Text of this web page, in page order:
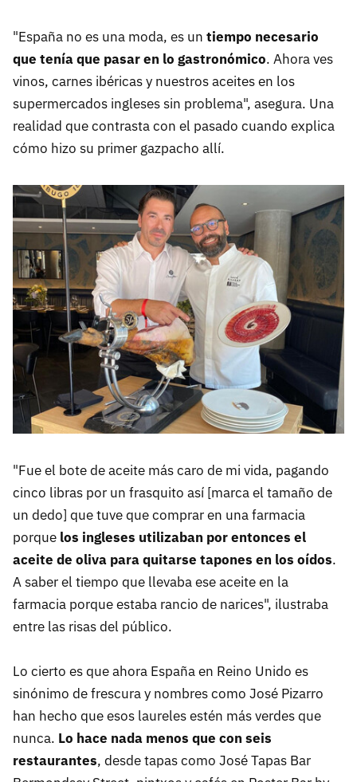
"España no es una moda, es un tiempo necesario
que tenía que pasar en lo gastronómico. Ahora ves
vinos, carnes ibéricas y nuestros aceites en los
supermercados ingleses sin problema", asegura. Una
realidad que contrasta con el pasado cuando explica
cómo hizo su primer gazpacho allí.
"Fue el bote de aceite más caro de mi vida, pagando
cinco libras por un frasquito así [marca el tamaño de
un dedo] que tuve que comprar en una farmacia
porque los ingleses utilizaban por entonces el
aceite de oliva para quitarse tapones en los oídos.
A saber el tiempo que llevaba ese aceite en la
farmacia porque estaba rancio de narices", ilustraba
entre las risas del público.
Lo cierto es que ahora España en Reino Unido es
sinónimo de frescura y nombres como José Pizarro
han hecho que esos laureles estén más verdes que
nunca. Lo hace nada menos que con seis
restaurantes, desde tapas como José Tapas Bar